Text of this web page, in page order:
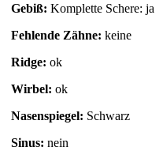
Gebiß: Komplette Schere: ja
Fehlende Zähne: keine
Ridge: ok
Wirbel: ok
Nasenspiegel: Schwarz
Sinus: nein